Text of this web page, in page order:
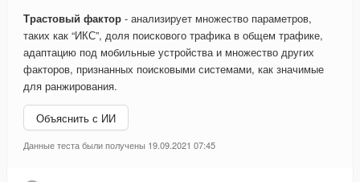
Трастовый фактор - анализирует множество параметров,
таких как “ИКС”, доля поискового трафика в общем трафике,
адаптацию под мобильные устройства и множество других
факторов, признанных поисковыми системами, как значимые
для ранжирования.
Объяснить с ИИ
Данные теста были получены 19.09.2021 07:45